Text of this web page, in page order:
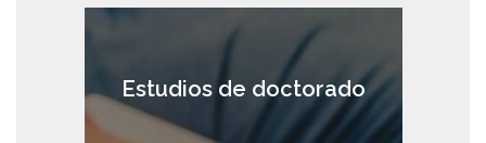
Estudios de doctorado